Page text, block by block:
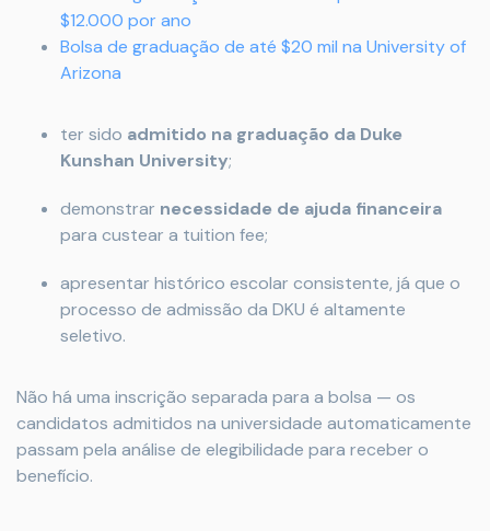
$12.000 por ano
Bolsa de graduação de até $20 mil na University of
Arizona
ter sido admitido na graduação da Duke
Kunshan University;
demonstrar necessidade de ajuda financeira
para custear a tuition fee;
apresentar histórico escolar consistente, já que o
processo de admissão da DKU é altamente
seletivo.
Não há uma inscrição separada para a bolsa — os
candidatos admitidos na universidade automaticamente
passam pela análise de elegibilidade para receber o
benefício.